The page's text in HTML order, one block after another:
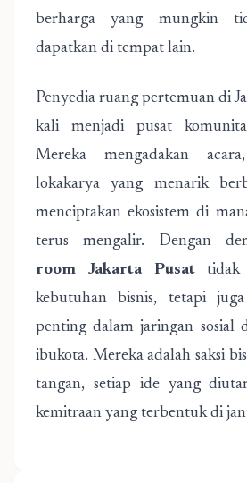
berharga yang mungkin
dapatkan di tempat lain.
Penyedia ruang pertemuan di
kali menjadi pusat
Mereka mengadakan
lokakarya yang menarik
menciptakan ekosistem di
terus mengalir. Dengan
room Jakarta Pusattidak
kebutuhan bisnis, tetapi
penting dalam jaringan sosial
ibukota. Mereka adalah saksi
tangan, setiap ide yang
kemitraan yang terbentuk di